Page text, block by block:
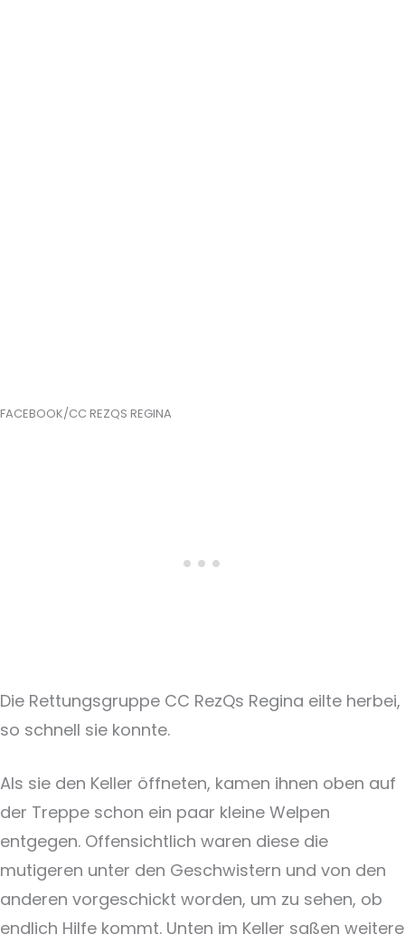
FACEBOOK/CC REZQS REGINA
Die Rettungsgruppe CC RezQs Regina eilte herbei,
so schnell sie konnte.
Als sie den Keller öffneten, kamen ihnen oben auf
der Treppe schon ein paar kleine Welpen
entgegen. Offensichtlich waren diese die
mutigeren unter den Geschwistern und von den
anderen vorgeschickt worden, um zu sehen, ob
endlich Hilfe kommt. Unten im Keller saßen weitere